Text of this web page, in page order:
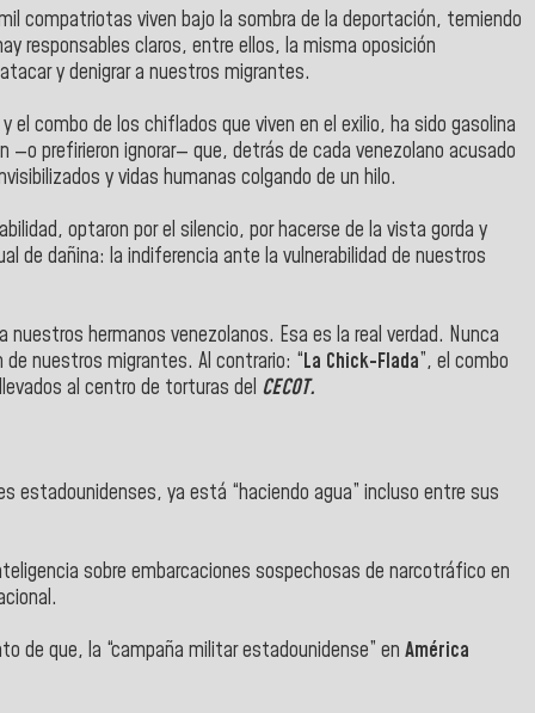
compatriotas viven bajo la sombra de la deportación, temiendo
responsables claros, entre ellos, la misma oposición
y denigrar a nuestros migrantes.
y el combo de los chiflados que viven en el exilio, ha sido gasolina
prefirieron ignorar— que, detrás de cada venezolano acusado
y vidas humanas colgando de un hilo.
optaron por el silencio, por hacerse de la vista gorda y
de dañina: la indiferencia ante la vulnerabilidad de nuestros
nuestros hermanos venezolanos. Esa es la real verdad. Nunca
nuestros migrantes. Al contrario: “La Chick-Flada”, el combo
al centro de torturas del CECOT.
estadounidenses, ya está “haciendo agua” incluso entre sus
sobre embarcaciones sospechosas de narcotráfico en
de que, la “campaña militar estadounidense” en América